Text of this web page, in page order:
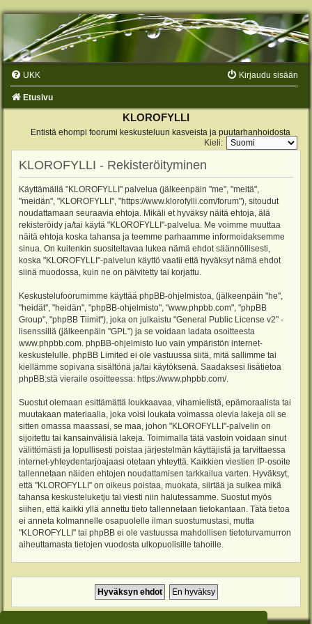
UKK Kirjaudu sisään
Etusivu
KLOROFYLLI
Entistä ehompi foorumi keskusteluun kasveista ja puutarhanhoidosta
Kieli:
KLOROFYLLI - Rekisteröityminen
Käyttämällä "KLOROFYLLI" palvelua (jälkeenpäin "me", "meitä",
"meidän", "KLOROFYLLI", "https://www.klorofylli.com/forum"), sitoudut
noudattamaan seuraavia ehtoja. Mikäli et hyväksy näitä ehtoja, älä
rekisteröidy ja/tai käytä "KLOROFYLLI"-palvelua. Me voimme muuttaa
näitä ehtoja koska tahansa ja teemme parhaamme informoidaksemme
sinua. On kuitenkin suositeltavaa lukea nämä ehdot säännöllisesti,
koska "KLOROFYLLI"-palvelun käyttö vaatii että hyväksyt nämä ehdot
siinä muodossa, kuin ne on päivitetty tai korjattu.
Keskustelufoorumimme käyttää phpBB-ohjelmistoa, (jälkeenpäin "he",
"heidät", "heidän", "phpBB-ohjelmisto", "www.phpbb.com", "phpBB
Group", "phpBB Tiimit"), joka on julkaistu "General Public License v2" -
lisenssillä (jälkeenpäin "GPL") ja se voidaan ladata osoitteesta
www.phpbb.com . phpBB-ohjelmisto luo vain ympäristön internet-
keskustelulle. phpBB Limited ei ole vastuussa siitä, mitä sallimme tai
kiellämme sopivana sisältönä ja/tai käytöksenä. Saadaksesi lisätietoa
phpBB:stä vieraile osoitteessa: https://www.phpbb.com/.
Suostut olemaan esittämättä loukkaavaa, vihamielistä, epämoraalista tai
muutakaan materiaalia, joka voisi loukata voimassa olevia lakeja oli se
sitten omassa maassasi, se maa, johon "KLOROFYLLI"-palvelin on
sijoitettu tai kansainvälisiä lakeja. Toimimalla tätä vastoin voidaan sinut
välittömästi ja lopullisesti poistaa järjestelmän käyttäjistä ja tarvittaessa
internet-yhteydentarjoajaasi otetaan yhteyttä. Kaikkien viestien IP-osoite
tallennetaan näiden ehtojen noudattamisen tarkkailua varten. Hyväksyt,
että "KLOROFYLLI" on oikeus poistaa, muokata, siirtää ja sulkea mikä
tahansa keskusteluketju tai viesti niin halutessamme. Suostut myös
siihen, että kaikki yllä annettu tieto tallennetaan tietokantaan. Tätä tietoa
ei anneta kolmannelle osapuolelle ilman suostumustasi, mutta
"KLOROFYLLI" tai phpBB ei ole vastuussa mahdollisen tietoturvamurron
aiheuttamasta tietojen vuodosta ulkopuolisille tahoille.